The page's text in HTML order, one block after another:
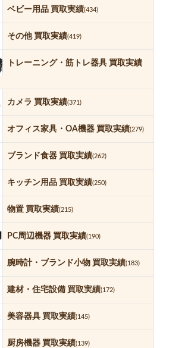
ベビー用品 買取実績(434)
その他 買取実績(419)
トレーニング・筋トレ器具 買取実績
カメラ 買取実績(371)
オフィス家具・OA機器 買取実績(279)
ブランド食器 買取実績(262)
キッチン用品 買取実績(250)
物置 買取実績(215)
PC周辺機器 買取実績(190)
腕時計・ブランド小物 買取実績(183)
建材・住宅設備 買取実績(172)
美容器具 買取実績(145)
厨房機器 買取実績(139)